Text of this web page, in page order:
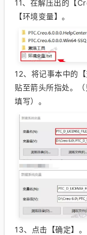
11、 在解压出的【
【环境变量】。
12、 将记事本中的
贴至箭头所指处。
填写）。
13、 点击【确定】。